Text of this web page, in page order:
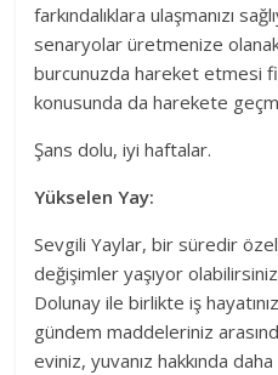
farkındalıklara ulaşmanızı
senaryolar üretmenize olanak
burcunuzda hareket etmesi
konusunda da harekete
Şans dolu, iyi haftalar.
Yükselen Yay:
Sevgili Yaylar, bir süredir
değişimler yaşıyor
Dolunay ile birlikte iş
gündem maddeleriniz
eviniz, yuvanız hakkında daha